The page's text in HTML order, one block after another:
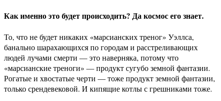
Как именно это будет происходить? Да космос его знает.
То, что не будет никаких «марсианских треног» Уэллса,
банально шарахающихся по городам и расстреливающих
людей лучами смерти — это наверняка, потому что
«марсианские треноги» — продукт сугубо земной фантазии.
Рогатые и хвостатые черти — тоже продукт земной фантазии,
только срендевековой. И кипящие котлы с грешниками тоже.